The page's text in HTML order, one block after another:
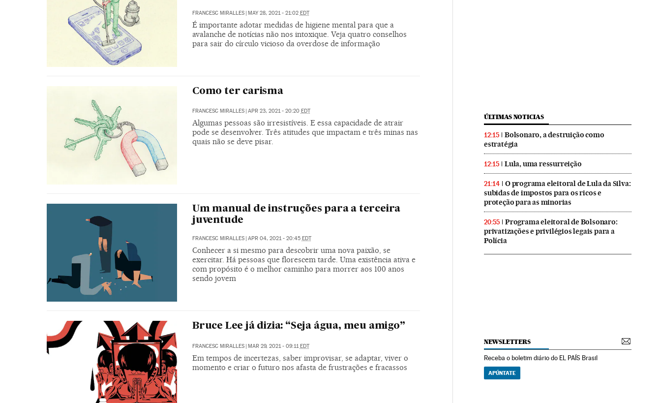
FRANCESC MIRALLES | MAY 28, 2021 - 21:02 EDT
É importante adotar medidas de higiene mental para que a
avalanche de notícias não nos intoxique. Veja quatro conselhos
para sair do círculo vicioso da overdose de informação
Como ter carisma
FRANCESC MIRALLES | APR 23, 2021 - 20:20 EDT
Algumas pessoas são irresistíveis. E essa capacidade de atrair
pode se desenvolver. Três atitudes que impactam e três minas nas
quais não se deve pisar.
Um manual de instruções para a terceira
juventude
FRANCESC MIRALLES APR 04, 2021 - 20:45 EDT
Conhecer a si mesmo para descobrir uma nova paixão, se
exercitar. Há pessoas que florescem tarde. Uma existência ativa e
com propósito é o melhor caminho para morrer aos 100 anos
sendo jovem
Bruce Lee já dizia: “Seja água, meu amigo”
FRANCESC MIRALLES | MAR 29, 2021 - 09:11EDT
Em tempos de incertezas, saber improvisar, se adaptar, viver o
momento e criar o futuro nos afasta de frustrações e fracassos
ÚLTIMAS NOTICIAS
12:15
Bolsonaro, a destruição como
estratégia
12:15 Lula, uma ressurreição
21:14
O programa eleitoral de Lula da Silva:
subidas de impostos para os ricos e
proteção para as minorias
20:55
Programa eleitoral de Bolsonaro:
privatizações e privilégios legais para a
Polícia
NEWSLETTERS
Receba o boletim diário do EL PAÍS Brasil
APÚNTATE